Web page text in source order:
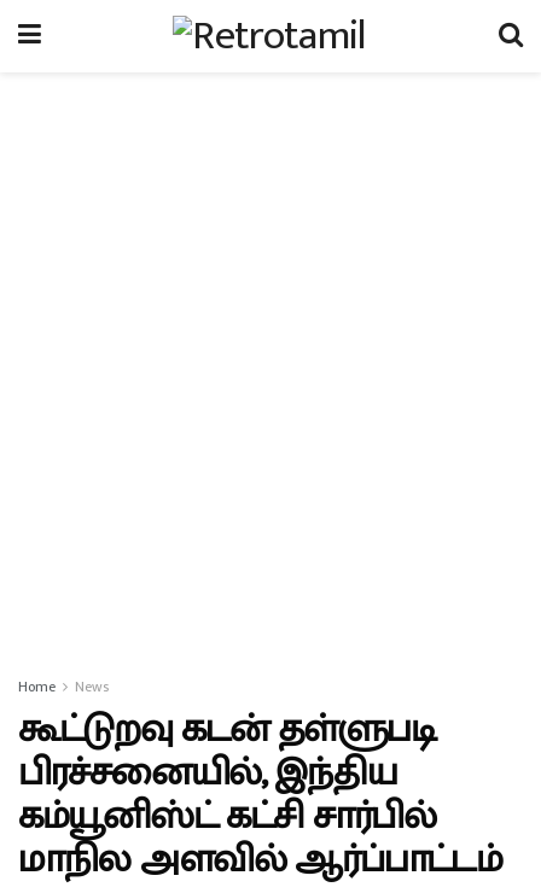
Home News
கூட்டுறவு கடன் தள்ளுபடி
பிரச்சனையில், இந்திய
கம்யூனிஸ்ட் கட்சி சார்பில்
மாநில அளவில் ஆர்ப்பாட்டம்